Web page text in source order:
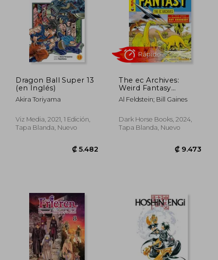
₡ 42.651 ₡
Dragon Ball Super 13
(en Inglés)
Akira Toriyama
Viz Media, 2021, 1 Edición,
Tapa Blanda, Nuevo
The ec Archives:
Weird Fantasy
Volume 3 (en Inglés)
Al Feldstein; Bill Gaines
Dark Horse Books, 2024,
Tapa Blanda, Nuevo
Rápido